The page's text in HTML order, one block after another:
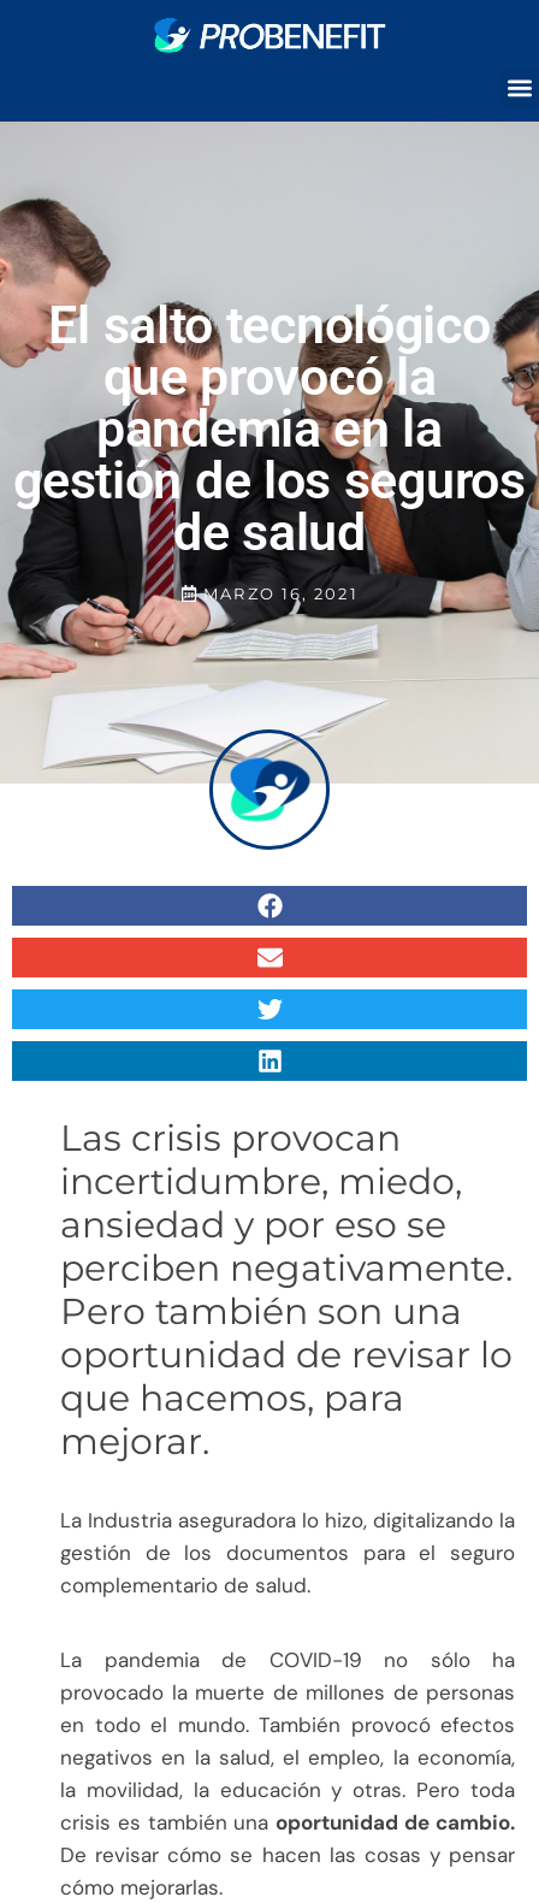
El salto tecnológico
que provocó la
pandemia en la
gestión de los seguros
de salud
MARZO 16, 2021
Las crisis provocan
incertidumbre, miedo,
ansiedad y por eso se
perciben negativamente.
Pero también son una
oportunidad de revisar lo
que hacemos, para
mejorar.
La Industria aseguradora lo hizo, digitalizando la
gestión de los documentos para el seguro
complementario de salud.
La pandemia de COVID-19 no sólo ha
provocado la muerte de millones de personas
en todo el mundo. También provocó efectos
negativos en la salud, el empleo, la economía,
la movilidad, la educación y otras. Pero toda
crisis es también una oportunidad de cambio.
De revisar cómo se hacen las cosas y pensar
cómo mejorarlas.